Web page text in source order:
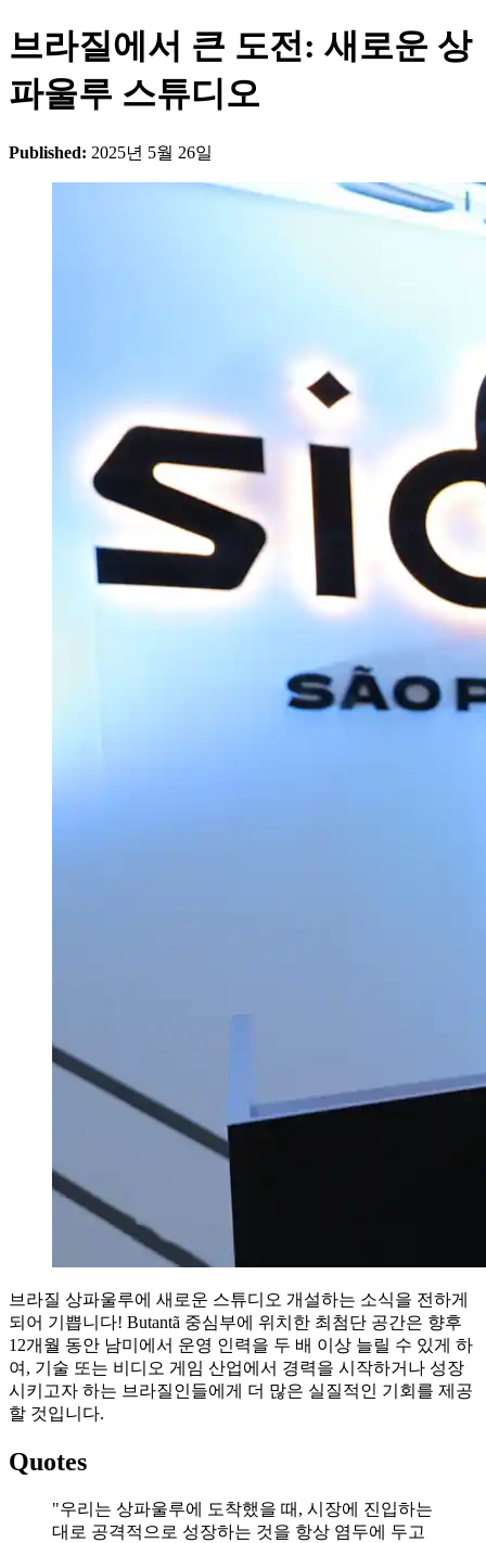
브라질에서 큰 도전: 새로운 상
파울루 스튜디오
Published: 2025년 5월 26일
브라질 상파울루에 새로운 스튜디오 개설하는 소식을 전하게
되어 기쁩니다! Butantã 중심부에 위치한 최첨단 공간은 향후
12개월 동안 남미에서 운영 인력을 두 배 이상 늘릴 수 있게 하
여 , 기술 또는 비디오 게임 산업에서 경력을 시작하거나 성장
시키고자 하는 브라질인들에게 더 많은 실질적인 기회를 제공
할 것입니다.
Quotes
"우리는 상파울루에 도착했을 때 , 시장에 진입하는
대로 공격적으로 성장하는 것을 항상 염두에 두고